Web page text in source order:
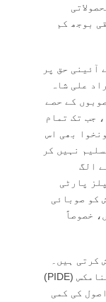
بوجھ کم
آئینی حق پر
علی شاہ
نے واضح کیا کہ آئین کا آرٹیکل 160 صوبوں کے حصے
جب تک تمام
بھی اس
نہیں کر
الگ
پارٹی
کو صوبائی
خصوصاً
کرتی ہیں۔
پاکستان انسٹی ٹیوٹ آف ڈویلپمنٹ اکنامکس (PIDE)
کی کمی